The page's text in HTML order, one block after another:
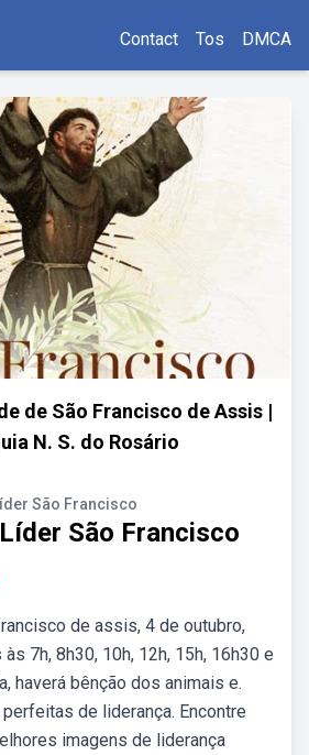
Contact Tos DMCA
de São Francisco de Assis |
N. S. do Rosário
São Francisco
São Francisco
de assis, 4 de outubro,
7h, 8h30, 10h, 12h, 15h, 16h30 e
haverá bênção dos animais e.
de liderança. Encontre
imagens de liderança